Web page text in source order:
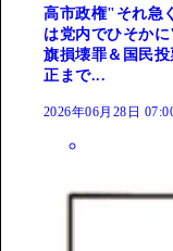
高市政権"それ急
は党内でひそか
旗損壊罪＆国民
正まで...
2026年06月28日